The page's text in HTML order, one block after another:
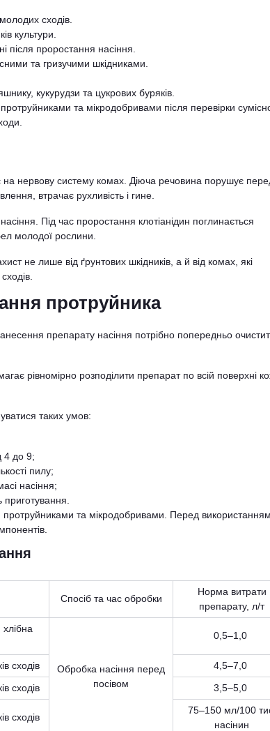
сходів.
культури.
після проростання насіння.
та гризучими шкідниками.
кукурудзи та цукрових буряків.
та мікродобривами після перевірки
на нервову систему комах. Діюча речовина порушує
втрачає рухливість і гине.
Під час проростання клотіанідин поглинається
молодої рослини.
не лише від ґрунтових шкідників, а й від комах, які
протруйника
препарату насіння потрібно попередньо
рівномірно розподілити препарат по всій поверхні
таких умов:
4 до 9;
пилу;
насіння;
протруйниками та мікродобривами. Перед
Спосіб та час обробки
Норма витрати
препарату, л/т
Обробка насіння перед
посівом
0,5–1,0
сходів
4,5–7,0
сходів
3,5–5,0
сходів
75–150 мл/100
насінин